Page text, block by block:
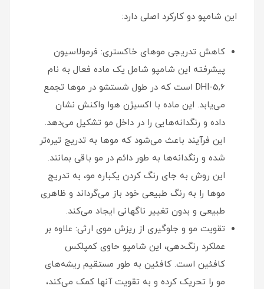
این شامپو دو کارکرد اصلی دارد:
کاهش تدریجی موهای خاکستری: فرمولاسیون
پیشرفته این شامپو شامل یک ماده فعال به نام
5,6-DHI است که در طول شستشو در موها تجمع
می‌یابد. این ماده با اکسیژن هوا واکنش نشان
داده و رنگدانه‌هایی را در داخل مو تشکیل می‌دهد.
این فرآیند باعث می‌شود که موها به تدریج تیره‌تر
شده و رنگدانه‌ها به طور دائم در مو باقی بمانند.
این روش به جای رنگ کردن یکباره مو، به تدریج
موها را به رنگ طبیعی خود باز می‌گرداند و ظاهری
طبیعی و بدون تغییر ناگهانی ایجاد می‌کند.
تقویت مو و جلوگیری از ریزش موی ارثی: علاوه بر
عملکرد رنگ‌دهی، این شامپو حاوی کمپلکس
کافئین است. کافئین به طور مستقیم ریشه‌های
مو را تحریک کرده و به تقویت آنها کمک می‌کند،